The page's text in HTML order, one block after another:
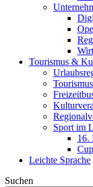
Tourismus &
Sport im
16.
Leichte Sprache
Suchen